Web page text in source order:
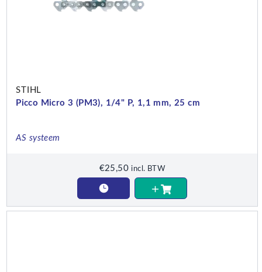
STIHL
Picco Micro 3 (PM3), 1/4" P, 1,1 mm, 25 cm
AS systeem
€25,50 incl. BTW